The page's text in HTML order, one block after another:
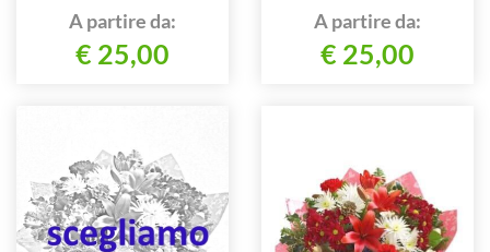
A partire da:
€ 25,00
A partire da:
€ 25,00